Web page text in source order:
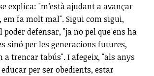
explica: "m’està ajudant a avançar
em fa molt mal". Sigui com sigui,
defensar, "ja no pel que ens ha
sinó per les generacions futures,
a trencar tabús". I afegeix, "als anys
per ser obedients, estar